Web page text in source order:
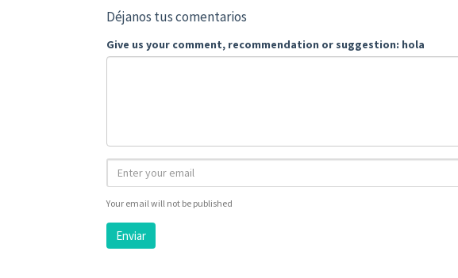
Déjanos tus comentarios
Give us your comment, recommendation or suggestion: hola
Your email will not be published
Enviar